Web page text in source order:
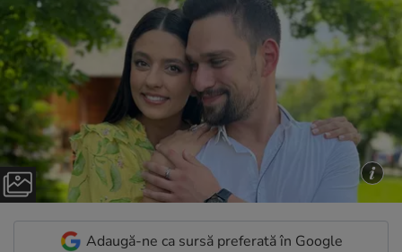
Adaugă-ne ca sursă preferată în Google